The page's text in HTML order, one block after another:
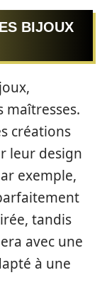
BIJOUX
maîtresses.
créations
leur design
exemple,
tandis
avec une
à une